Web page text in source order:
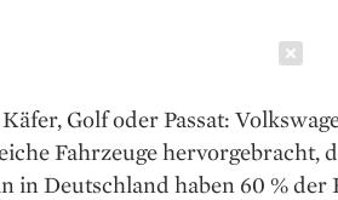
Golf oder Passat:
Fahrzeuge hervorgebracht,
in Deutschland haben 60 %